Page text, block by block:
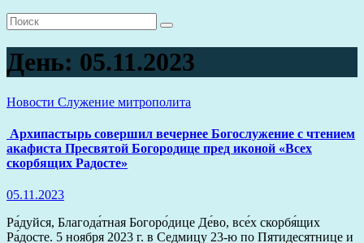
День: 05.11.2023
Новости Служение митрополита
Архипастырь совершил вечернее Богослужение с чтением
акафиста Пресвятой Богородице пред иконой «Всех
скорбящих Радосте»
05.11.2023
Ра́дуйся, Благода́тная Богоро́дице Де́во, все́х скорбя́щих
Ра́досте. 5 ноября 2023 г. в Седмицу 23-ю по Пятидесятнице и